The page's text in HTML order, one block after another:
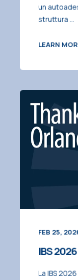
un
struttura ...
LEARN
FEB 25,
IBS
La IBS